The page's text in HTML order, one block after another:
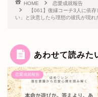
HOME
恋愛成就報告
【061】復縁コーチ3人に依
い」と決意したら理想の彼氏が現
あわせて読みた
恋愛成就報告